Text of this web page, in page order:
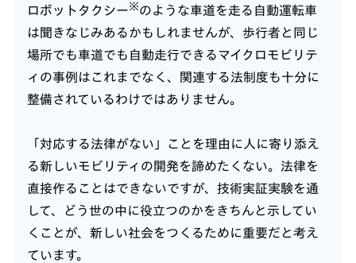
ロボットタクシー※のような車道を走る自動運転車
は聞きなじみあるかもしれませんが、歩行者と同じ
場所でも車道でも自動走行できるマイクロモビリテ
ィの事例はこれまでなく、関連する法制度も十分に
整備されているわけではありません。
「対応する法律がない」ことを理由に人に寄り添え
る新しいモビリティの開発を諦めたくない。法律を
直接作ることはできないですが、技術実証実験を通
して、どう世の中に役立つのかをきちんと示してい
くことが、新しい社会をつくるために重要だと考え
ています。